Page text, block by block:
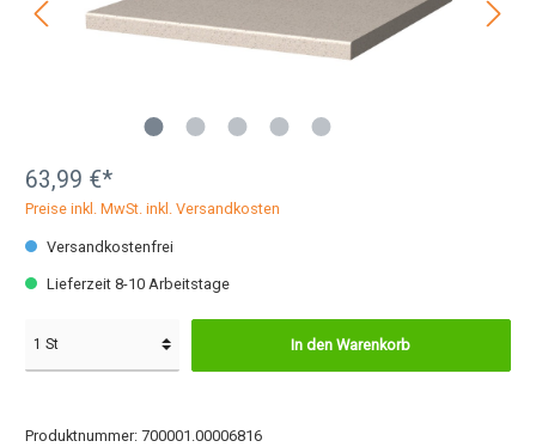
63,99 €*
Preise inkl. MwSt. inkl. Versandkosten
Versandkostenfrei
Lieferzeit 8-10 Arbeitstage
In den Warenkorb
Produktnummer: 700001.00006816